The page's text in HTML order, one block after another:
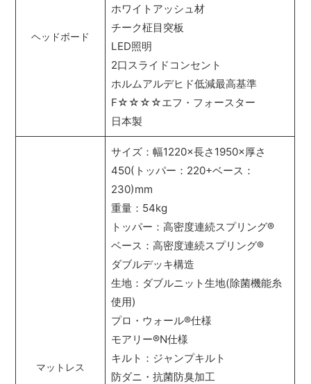
ヘッドボード
ホワイトアッシュ材
チーク柾目突板
LED照明
2口スライドコンセント
ホルムアルデヒド低減最高基準
F☆☆☆☆エフ・フォースター
日本製
マットレス
サイズ：幅1220×長さ1950×厚さ
450(トッパー：220+ベース：
230)mm
重量：54kg
トッパー：高密度連続スプリング®
ベース：高密度連続スプリング®
ダブルデッキ構造
生地：ダブルニット生地(除菌機能糸
使用)
プロ・ウォール®仕様
モアリー®N仕様
キルト：ジャンプキルト
防ダニ・抗菌防臭加工